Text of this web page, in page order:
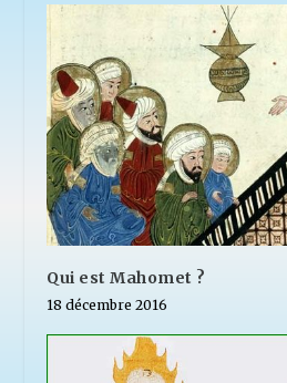
Qui est Mahomet ?
18 décembre 2016